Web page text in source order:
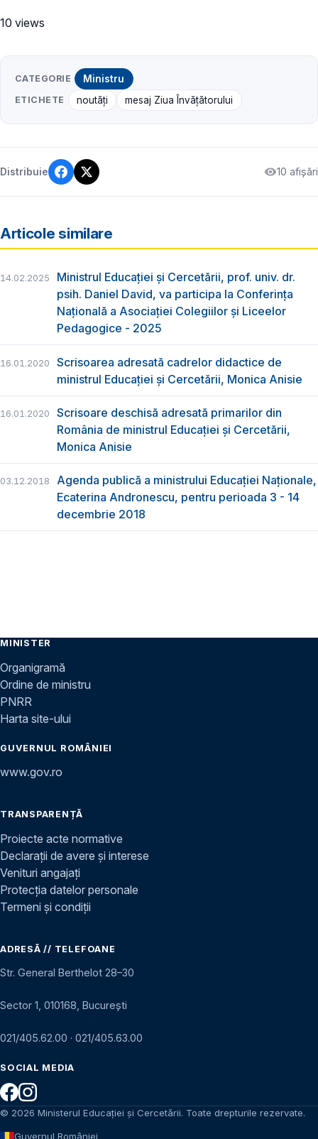
10 views
CATEGORIE Ministru
ETICHETE noutăți mesaj Ziua Învățătorului
Distribuie 10 afișări
Articole similare
14.02.2025
Ministrul Educației și Cercetării, prof. univ. dr.
psih. Daniel David, va participa la Conferința
Națională a Asociației Colegiilor și Liceelor
Pedagogice - 2025
16.01.2020
Scrisoarea adresată cadrelor didactice de
ministrul Educației și Cercetării, Monica Anisie
16.01.2020
Scrisoare deschisă adresată primarilor din
România de ministrul Educației și Cercetării,
Monica Anisie
03.12.2018
Agenda publică a ministrului Educației Naționale,
Ecaterina Andronescu, pentru perioada 3 - 14
decembrie 2018
MINISTER
Organigramă
Ordine de ministru
PNRR
Harta site-ului
GUVERNUL ROMÂNIEI
www.gov.ro
TRANSPARENȚĂ
Proiecte acte normative
Declarații de avere și interese
Venituri angajați
Protecția datelor personale
Termeni și condiții
ADRESĂ // TELEFOANE
Str. General Berthelot 28–30
Sector 1, 010168, București
021/405.62.00 · 021/405.63.00
SOCIAL MEDIA
© 2026 Ministerul Educației și Cercetării. Toate drepturile rezervate.
Guvernul României